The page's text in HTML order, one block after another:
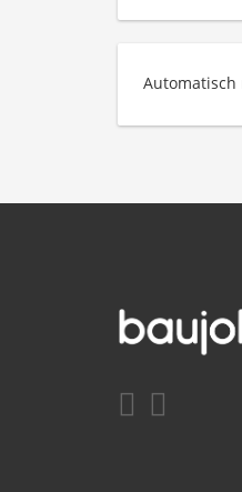
Automatisch